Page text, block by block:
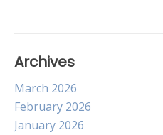
Archives
March 2026
February 2026
January 2026